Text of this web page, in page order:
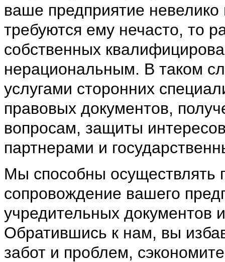
ваше предприятие
требуются ему нечасто, то
собственных
нерациональным. В таком
услугами сторонних
правовых документов,
вопросам, защиты
партнерами и
Мы способны осуществлять
сопровождение вашего
учредительных документов
Обратившись к нам, вы
забот и проблем,